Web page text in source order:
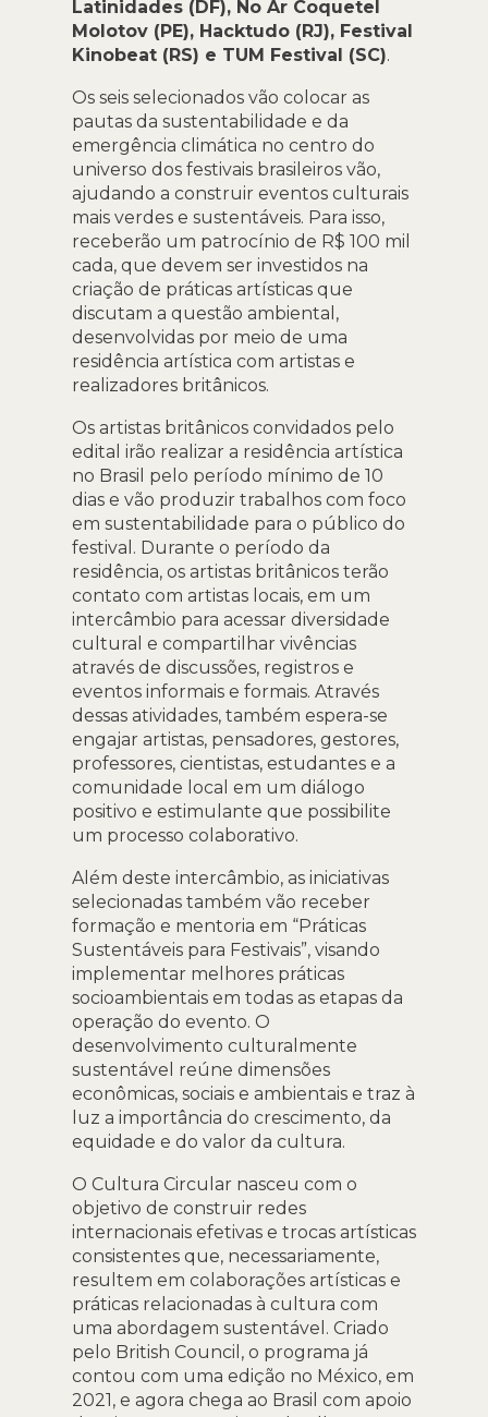
Latinidades (DF), No Ar Coquetel
Molotov (PE), Hacktudo (RJ), Festival
Kinobeat (RS) e TUM Festival (SC).
Os seis selecionados vão colocar as
pautas da sustentabilidade e da
emergência climática no centro do
universo dos festivais brasileiros vão,
ajudando a construir eventos culturais
mais verdes e sustentáveis. Para isso,
receberão um patrocínio de R$ 100 mil
cada, que devem ser investidos na
criação de práticas artísticas que
discutam a questão ambiental,
desenvolvidas por meio de uma
residência artística com artistas e
realizadores britânicos.
Os artistas britânicos convidados pelo
edital irão realizar a residência artística
no Brasil pelo período mínimo de 10
dias e vão produzir trabalhos com foco
em sustentabilidade para o público do
festival. Durante o período da
residência, os artistas britânicos terão
contato com artistas locais, em um
intercâmbio para acessar diversidade
cultural e compartilhar vivências
através de discussões, registros e
eventos informais e formais. Através
dessas atividades, também espera-se
engajar artistas, pensadores, gestores,
professores, cientistas, estudantes e a
comunidade local em um diálogo
positivo e estimulante que possibilite
um processo colaborativo.
Além deste intercâmbio, as iniciativas
selecionadas também vão receber
formação e mentoria em “Práticas
Sustentáveis para Festivais”, visando
implementar melhores práticas
socioambientais em todas as etapas da
operação do evento. O
desenvolvimento culturalmente
sustentável reúne dimensões
econômicas, sociais e ambientais e traz à
luz a importância do crescimento, da
equidade e do valor da cultura.
O Cultura Circular nasceu com o
objetivo de construir redes
internacionais efetivas e trocas artísticas
consistentes que, necessariamente,
resultem em colaborações artísticas e
práticas relacionadas à cultura com
uma abordagem sustentável. Criado
pelo British Council, o programa já
contou com uma edição no México, em
2021, e agora chega ao Brasil com apoio